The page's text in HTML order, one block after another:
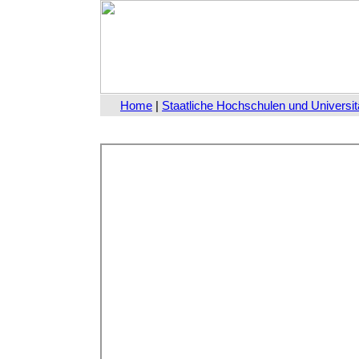
Home | Staatliche Hochschulen und